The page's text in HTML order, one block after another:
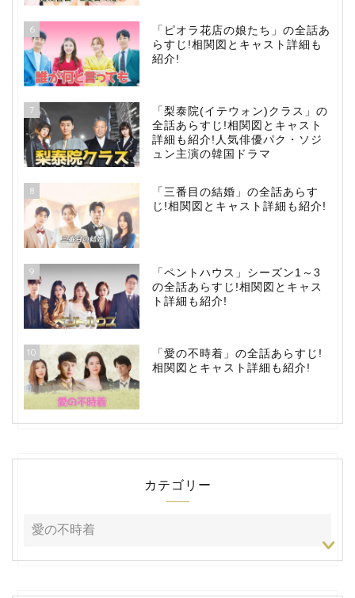
6
「ピオラ花店の娘たち」の全話あ
らすじ!相関図とキャスト詳細も
紹介!
7
「梨泰院(イテウォン)クラス」の
全話あらすじ!相関図とキャスト
詳細も紹介!人気俳優パク・ソジ
ュン主演の韓国ドラマ
8
「三番目の結婚」の全話あらす
じ!相関図とキャスト詳細も紹介!
9
「ペントハウス」シーズン1～3
の全話あらすじ!相関図とキャス
ト詳細も紹介!
10
「愛の不時着」の全話あらすじ!
相関図とキャスト詳細も紹介!
カテゴリー